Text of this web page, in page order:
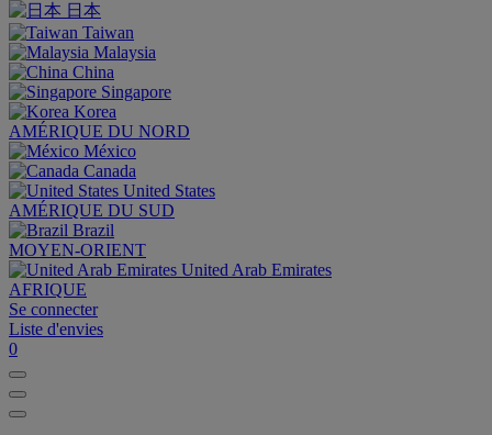
日本
Taiwan
Malaysia
China
Singapore
Korea
AMÉRIQUE DU NORD
México
Canada
United States
AMÉRIQUE DU SUD
Brazil
MOYEN-ORIENT
United Arab Emirates
AFRIQUE
Se connecter
Liste d'envies
0